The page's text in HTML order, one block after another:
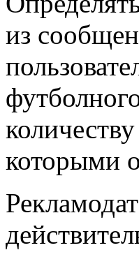
из
которыми